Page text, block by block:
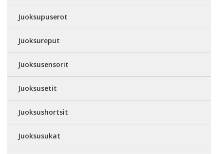
Juoksupuserot
Juoksureput
Juoksusensorit
Juoksusetit
Juoksushortsit
Juoksusukat